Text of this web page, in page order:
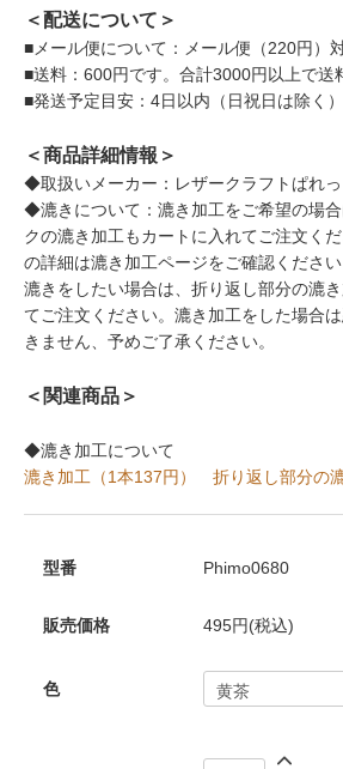
＜配送について＞
■メール便について：メール便（220円）
■送料：600円です。合計3000円以上で送
■発送予定目安：4日以内（日祝日は除く）
＜商品詳細情報＞
◆取扱いメーカー：レザークラフトぱれっ
◆漉きについて：漉き加工をご希望の場
クの漉き加工もカートに入れてご注文く
の詳細は漉き加工ページをご確認くださ
漉きをしたい場合は、折り返し部分の漉
てご注文ください。漉き加工をした場合
きません、予めご了承ください。
＜関連商品＞
◆漉き加工について
漉き加工（1本137円）
折り返し部分の
型番 Phimo0680
販売価格 495円(税込)
色